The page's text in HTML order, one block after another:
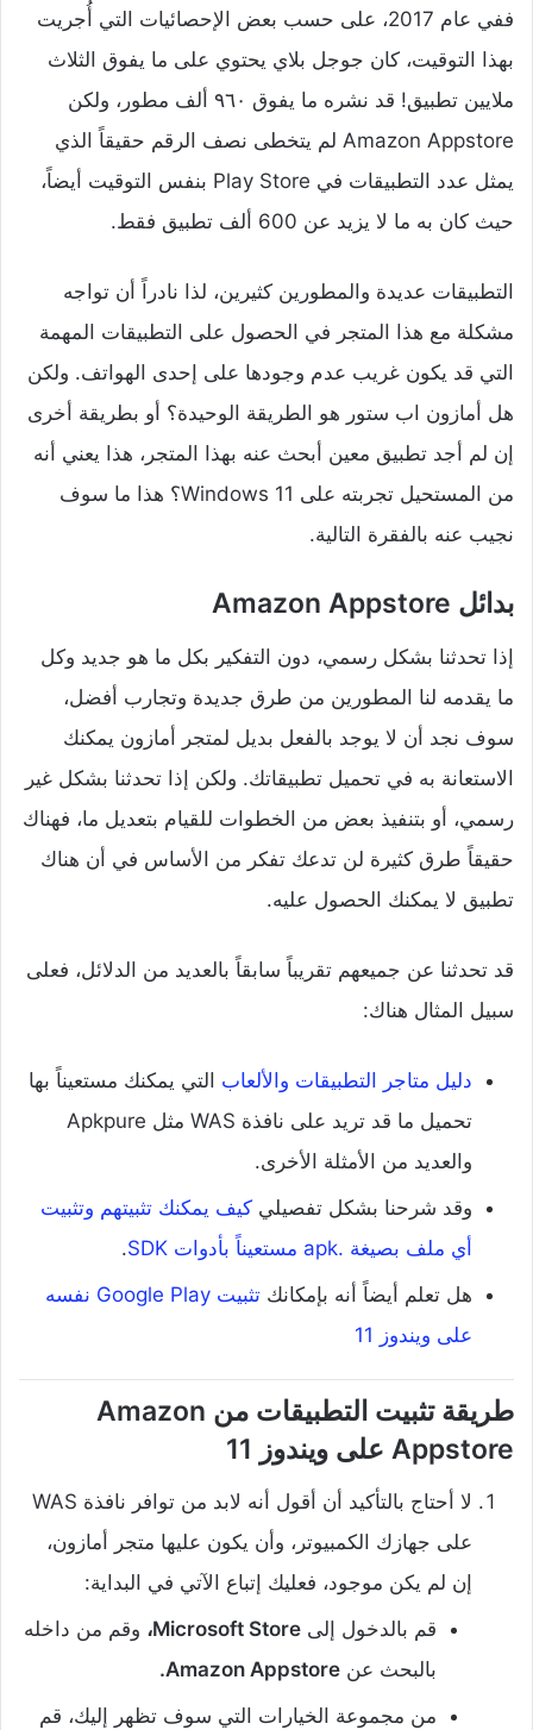
ففي عام 2017، على حسب بعض الإحصائيات التي أُجريت
بهذا التوقيت، كان جوجل بلاي يحتوي على ما يفوق الثلاث
ملايين تطبيق! قد نشره ما يفوق ٩٦٠ ألف مطور، ولكن
Amazon Appstore لم يتخطى نصف الرقم حقيقاً الذي
يمثل عدد التطبيقات في Play Store بنفس التوقيت أيضاً،
حيث كان به ما لا يزيد عن 600 ألف تطبيق فقط.
التطبيقات عديدة والمطورين كثيرين، لذا نادراً أن تواجه
مشكلة مع هذا المتجر في الحصول على التطبيقات المهمة
التي قد يكون غريب عدم وجودها على إحدى الهواتف. ولكن
هل أمازون اب ستور هو الطريقة الوحيدة؟ أو بطريقة أخرى
إن لم أجد تطبيق معين أبحث عنه بهذا المتجر، هذا يعني أنه
من المستحيل تجربته على Windows 11؟ هذا ما سوف
نجيب عنه بالفقرة التالية.
بدائل Amazon Appstore
إذا تحدثنا بشكل رسمي، دون التفكير بكل ما هو جديد وكل
ما يقدمه لنا المطورين من طرق جديدة وتجارب أفضل،
سوف نجد أن لا يوجد بالفعل بديل لمتجر أمازون يمكنك
الاستعانة به في تحميل تطبيقاتك. ولكن إذا تحدثنا بشكل غير
رسمي، أو بتنفيذ بعض من الخطوات للقيام بتعديل ما، فهناك
حقيقاً طرق كثيرة لن تدعك تفكر من الأساس في أن هناك
تطبيق لا يمكنك الحصول عليه.
قد تحدثنا عن جميعهم تقريباً سابقاً بالعديد من الدلائل، فعلى
سبيل المثال هناك:
دليل متاجر التطبيقات والألعاب التي يمكنك مستعيناً بها
تحميل ما قد تريد على نافذة WAS مثل Apkpure
والعديد من الأمثلة الأخرى.
وقد شرحنا بشكل تفصيلي كيف يمكنك تثبيتهم وتثبيت
أي ملف بصيغة .apk مستعيناً بأدوات SDK
.
هل تعلم أيضاً أنه بإمكانك
تثبيت Google Play نفسه
على ويندوز 11
طريقة تثبيت التطبيقات من Amazon
Appstore على ويندوز 11
لا أحتاج بالتأكيد أن أقول أنه لابد من توافر نافذة WAS
على جهازك الكمبيوتر، وأن يكون عليها متجر أمازون،
إن لم يكن موجود، فعليك إتباع الآتي في البداية:
قم بالدخول إلى Microsoft Store، وقم من داخله
بالبحث عن Amazon Appstore.
من مجموعة الخيارات التي سوف تظهر إليك، قم